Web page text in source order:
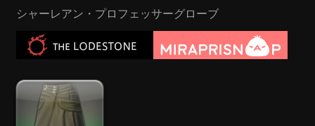
シャーレアン・プロフェッサーグローブ